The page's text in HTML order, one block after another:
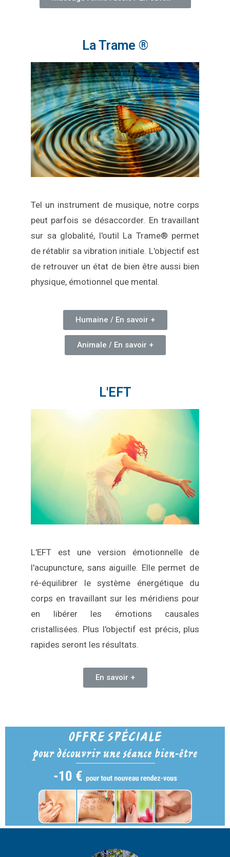
La Trame ®
Tel un instrument de musique, notre corps
peut parfois se désaccorder. En travaillant
sur sa globalité, l'outil La Trame® permet
de rétablir sa vibration initiale. L'objectif est
de retrouver un état de bien être aussi bien
physique, émotionnel que mental.
Humaine / En savoir +
Animale / En savoir +
L'EFT
L'EFT est une version émotionnelle de
l'acupuncture, sans aiguille. Elle permet de
ré-équilibrer le système énergétique du
corps en travaillant sur les méridiens pour
en libérer les émotions causales
cristallisées. Plus l'objectif est précis, plus
rapides seront les résultats.
En savoir +